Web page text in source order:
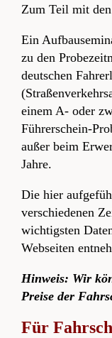
Zum Teil mit den
Ein
zu den
deutschen
einem A- oder
Führerschein-
außer beim
Jahre.
Die hier
verschiedenen
wichtigsten
Webseiten
Hinweis: Wir
Preise der
Für